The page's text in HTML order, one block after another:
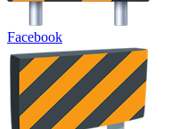
Facebook